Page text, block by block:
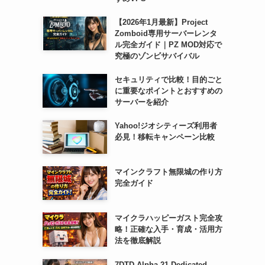
【2026年1月最新】Project
Zomboid専用サーバーレンタ
ル完全ガイド｜PZ MOD対応で
究極のゾンビサバイバル
セキュリティで比較！目的ごと
に重要なポイントとおすすめの
サーバーを紹介
Yahoo!ジオシティーズ利用者
必見！移転キャンペーン比較
マインクラフト無限城の作り方
完全ガイド
マイクラハッピーガスト完全攻
略！正確な入手・育成・活用方
法を徹底解説